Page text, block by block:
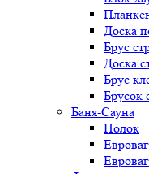
Доска
Брус
Доска
Брус
Брусок
Баня-Сауна
Полок